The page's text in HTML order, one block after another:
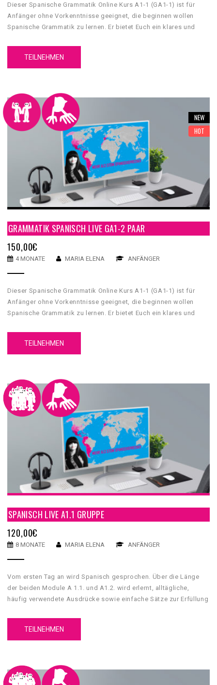
Dieser Spanische Grammatik Online Kurs A1-1 (GA1-1) ist für
Anfänger ohne Vorkenntnisse geeignet, die beginnen wollen
Spanische Grammatik zu lernen. Er bietet Euch ein klares und
Unser GA1-1 Spanische Grammatik Online Kurs A1-1 hat 5
TEILNEHMEN
NEW
HOT
GRAMMATIK SPANISCH LIVE GA1-2 PAAR
150,00€
4 MONATE MARIA ELENA ANFÄNGER
Dieser Spanische Grammatik Online Kurs A1-1 (GA1-1) ist für
Anfänger ohne Vorkenntnisse geeignet, die beginnen wollen
Spanische Grammatik zu lernen. Er bietet Euch ein klares und
Unser GA1-1 Spanische Grammatik Online Kurs A1-1 hat 5
TEILNEHMEN
SPANISCH LIVE A1.1 GRUPPE
120,00€
8 MONATE MARIA ELENA ANFÄNGER
Vom ersten Tag an wird Spanisch gesprochen. Über die Länge
der beiden Module A 1.1. und A1.2. wird erlernt, alltägliche,
häufig verwendete Ausdrücke sowie einfache Sätze zur Erfüllung
TEILNEHMEN